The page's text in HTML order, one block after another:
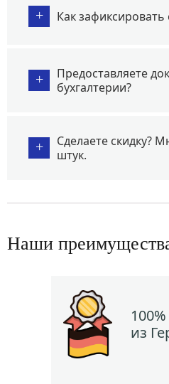
+ Как зафиксировать
+
Предоставляете
бухгалтерии?
+
Сделаете скидку?
штук.
Наши
из